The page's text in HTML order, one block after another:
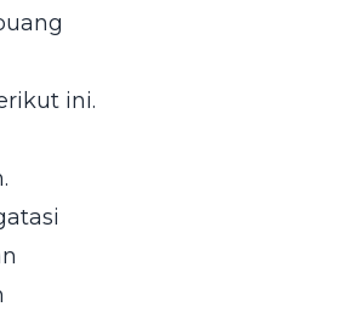
ini.